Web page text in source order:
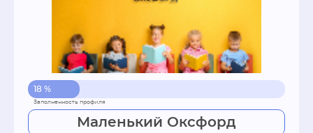
18 %
Маленький Оксфорд